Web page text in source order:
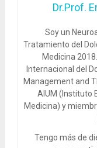
Dr.Prof.
Soy un
Tratamiento del
Medicina
Internacional del
Management and
AIUM (Instituto
Medicina) y
Tengo más de